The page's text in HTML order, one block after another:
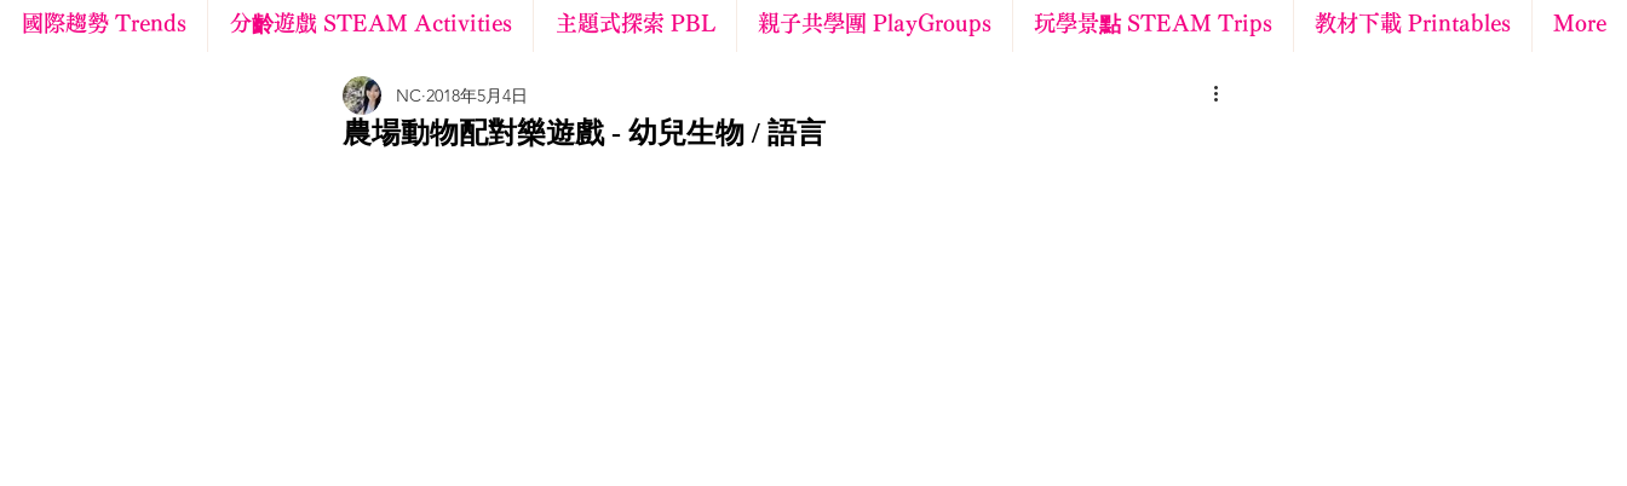
國際趨勢 Trends 分齡遊戲 STEAM Activities 主題式探索 PBL 親子共學團 PlayGroups 玩學景點 STEAM Trips 教材下載 Printables More
農場動物配對樂遊戲 - 幼兒生物 / 語言
NC 2018年5月4日